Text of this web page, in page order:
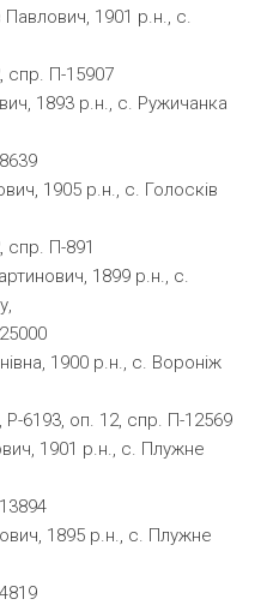
1901 р.н., с.
спр. П-15907
1893 р.н., с. Ружичанка
1905 р.н., с. Голосків
спр. П-891
1899 р.н., с.
1900 р.н., с. Вороніж
Р-6193, оп. 12, спр. П-12569
1901 р.н., с. Плужне
1895 р.н., с. Плужне